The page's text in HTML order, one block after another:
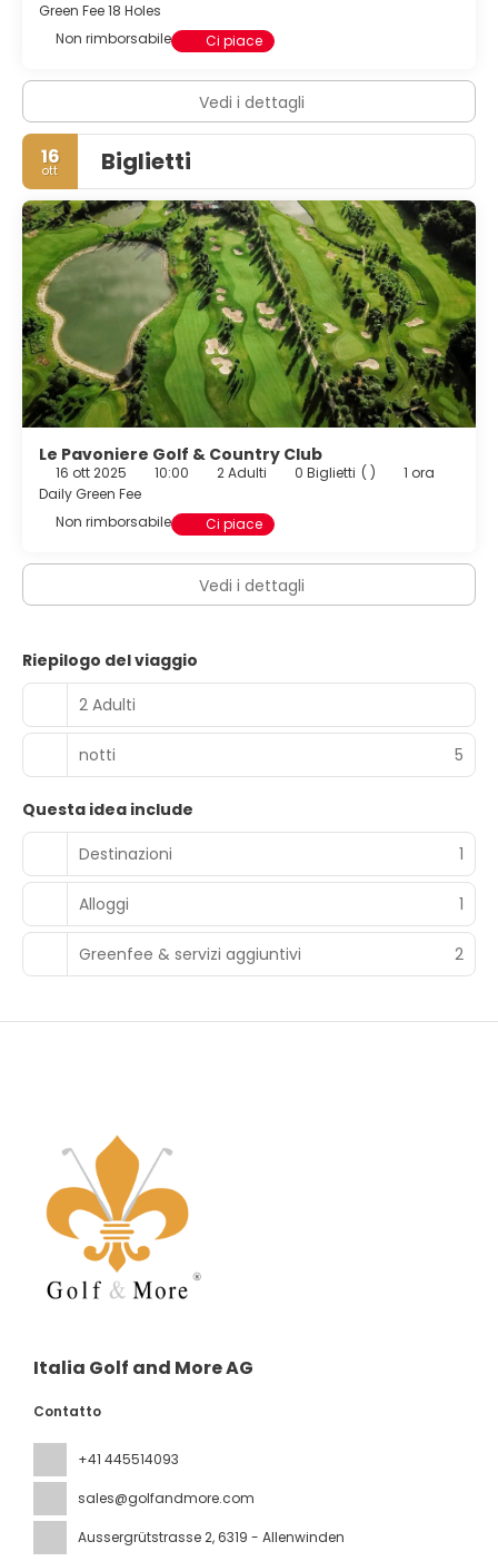
Green Fee 18 Holes
Non rimborsabile
Ci piace
Vedi i dettagli
16
ott Biglietti
Le Pavoniere Golf & Country Club
16 ott 2025 10:00 2 Adulti 0 Biglietti ( )
1 ora
Daily Green Fee
Non rimborsabile
Ci piace
Vedi i dettagli
Riepilogo del viaggio
2 Adulti
notti 5
Questa idea include
Destinazioni
1
Alloggi 1
Greenfee & servizi aggiuntivi 2
Italia Golf and More AG
Contatto
+41 445514093
sales@golfandmore.com
Aussergrütstrasse 2, 6319 - Allenwinden